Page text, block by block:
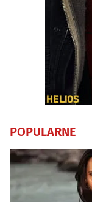
POPULARNE